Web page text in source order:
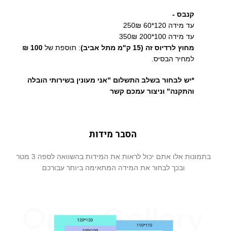
קנבס -
עד מידה 120*60 250₪
עד מידה 100*200 350₪
מחוץ לרדיוס זה (15 ק"מ מתל אביב)
: תוספת של 100 ₪
למחיר הבסיס.
*יש לבחור בשלב התשלום "אני מעונין בשירותי הובלה
והתקנה" וניצור עמכם קשר
הסבר מידות
בתמונות אלו אתם יכול לראות את המידות בהשוואה לספה 3 מטר
ובכך לבחור את המידה המתאימה ביותר עבורכם